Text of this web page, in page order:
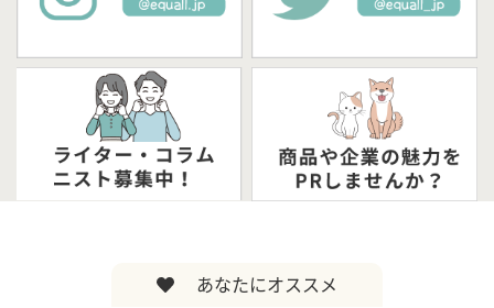
あなたにオススメ